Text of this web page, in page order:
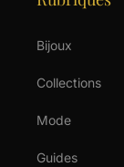
Bijoux
Collections
Mode
Guides